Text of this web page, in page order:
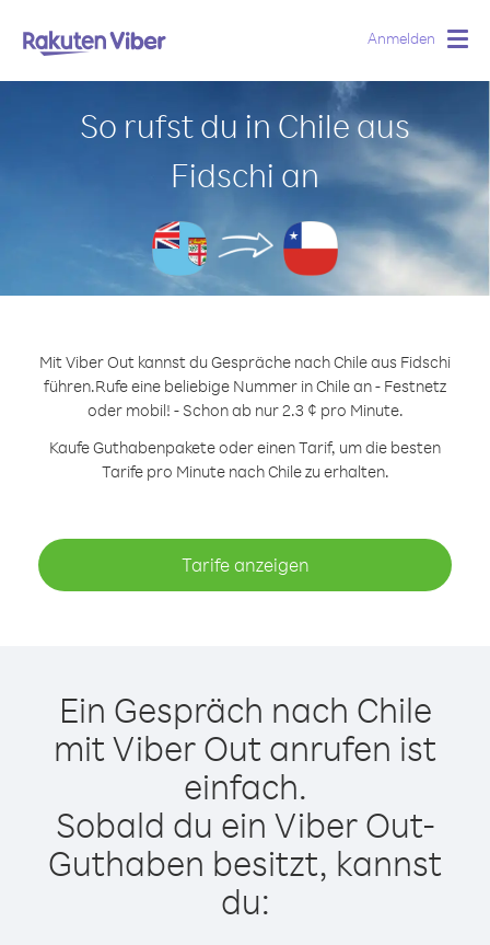
Anmelden
So rufst du in Chile aus
Fidschi an
Mit Viber Out kannst du Gespräche nach Chile aus Fidschi
führen.Rufe eine beliebige Nummer in Chile an - Festnetz
oder mobil! - Schon ab nur 2.3 ¢ pro Minute.
Kaufe Guthabenpakete oder einen Tarif, um die besten
Tarife pro Minute nach Chile zu erhalten.
Tarife anzeigen
Ein Gespräch nach Chile
mit Viber Out anrufen ist
einfach.
Sobald du ein Viber Out-
Guthaben besitzt, kannst
du: